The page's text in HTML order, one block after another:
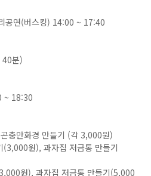
공연(버스킹) 14:00 ~ 17:40
분)
~ 18:30
충만화경 만들기 (각 3,000원)
원), 과자집 저금통 만들기
원), 과자집 저금통 만들기(5,000